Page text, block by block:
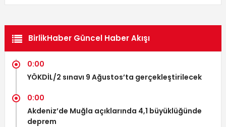
BirlikHaber Güncel Haber Akışı
0:00
YÖKDİL/2 sınavı 9 Ağustos’ta gerçekleştirilecek
0:00
Akdeniz’de Muğla açıklarında 4,1 büyüklüğünde
deprem